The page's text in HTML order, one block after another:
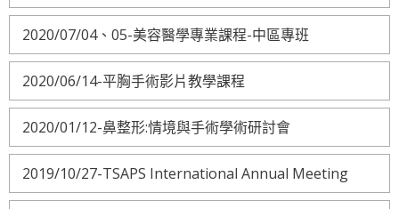
2020/07/04、05-美容醫學專業課程-中區專班
2020/06/14-平胸手術影片教學課程
2020/01/12-鼻整形:情境與手術學術研討會
2019/10/27-TSAPS International Annual Meeting